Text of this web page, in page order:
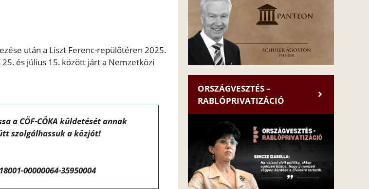
után a Liszt Ferenc-repülõtéren 2025.
és július 15. között járt a Nemzetközi
a CÖF-CÖKA küldetését annak
szolgálhassuk a közjót!
00000064-35950004
ORSZÁGVESZTÉS –
RABLÓPRIVATIZÁCIÓ